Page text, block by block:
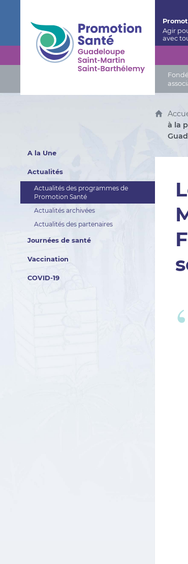
A la Une
Actualités
Actualités des programmes de
Promotion Santé
Actualités archivées
Actualités des partenaires
Journées de santé
Vaccination
COVID-19
à la